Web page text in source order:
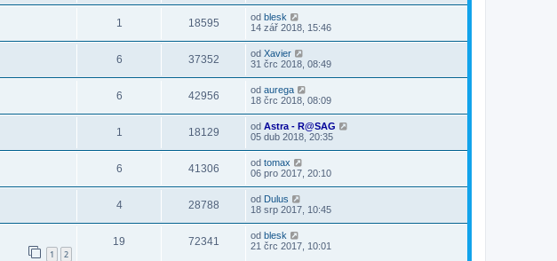
1 18595 od blesk
14 zář 2018, 15:46
6 37352 od Xavier
31 črc 2018, 08:49
6 42956 od aurega
18 črc 2018, 08:09
1 18129 od Astra - R@SAG
05 dub 2018, 20:35
6 41306 od tomax
06 pro 2017, 20:10
4 28788 od Dulus
18 srp 2017, 10:45
1 2
19 72341 od blesk
21 črc 2017, 10:01